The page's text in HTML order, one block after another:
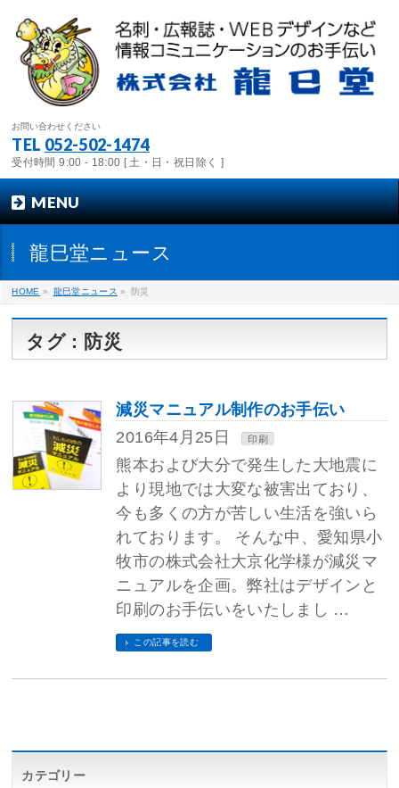
お問い合わせください
TEL 052-502-1474
受付時間 9:00 - 18:00 [ 土・日・祝日除く ]
MENU
龍巳堂ニュース
HOME » 龍巳堂ニュース » 防災
タグ : 防災
減災マニュアル制作のお手伝い
2016年4月25日 印刷
熊本および大分で発生した大地震に
より現地では大変な被害出ており、
今も多くの方が苦しい生活を強いら
れております。 そんな中、愛知県小
牧市の株式会社大京化学様が減災マ
ニュアルを企画。弊社はデザインと
印刷のお手伝いをいたしまし …
この記事を読む
カテゴリー